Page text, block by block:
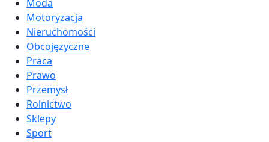
Moda
Motoryzacja
Nieruchomości
Obcojęzyczne
Praca
Prawo
Przemysł
Rolnictwo
Sklepy
Sport